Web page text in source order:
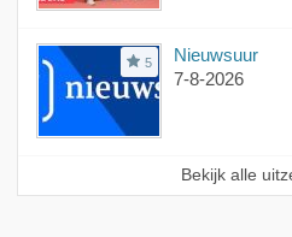
5
Nieuwsuur
7-8-2026
Bekijk alle